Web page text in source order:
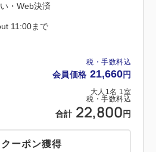
税・手数料込
会員価格 21,660円
大人 1 名 1 室
税・手数料込
合計 22,800 円
・Web決済
11:00まで
クーポン獲得